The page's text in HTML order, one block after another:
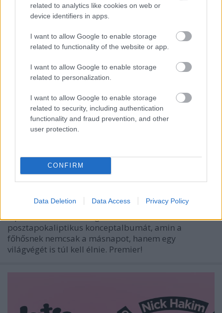
related to analytics like cookies on web or
device identifiers in apps.
I want to allow Google to enable storage
related to functionality of the website or app.
I want to allow Google to enable storage
related to personalization.
I want to allow Google to enable storage
related to security, including authentication
functionality and fraud prevention, and other
user protection.
CONFIRM
Data Deletion Data Access Privacy Policy
Az apokalipszis egy vad házibuli után
– Itt a DARĀGE új dala, a Semmibe
9 perces krautrock megőrülés vezeti fel a DARĀGE
posztapokaliptikus konceptalbumát, amin a
főhősnek nemcsak a másnapot, hanem egy
világvégét is túl kell élnie. Premier!